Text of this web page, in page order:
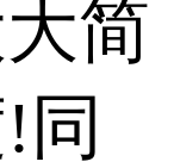
简
同